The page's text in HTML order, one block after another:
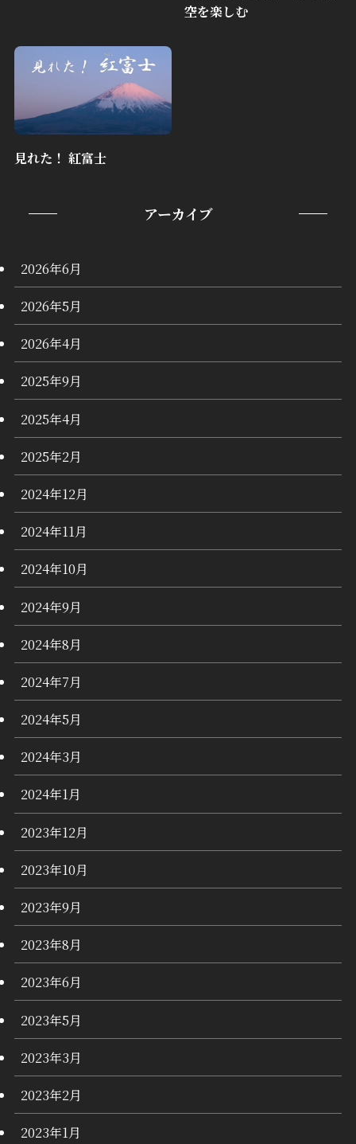
空を楽しむ
見れた！ 紅富士
アーカイブ
2026年6月
2026年5月
2026年4月
2025年9月
2025年4月
2025年2月
2024年12月
2024年11月
2024年10月
2024年9月
2024年8月
2024年7月
2024年5月
2024年3月
2024年1月
2023年12月
2023年10月
2023年9月
2023年8月
2023年6月
2023年5月
2023年3月
2023年2月
2023年1月